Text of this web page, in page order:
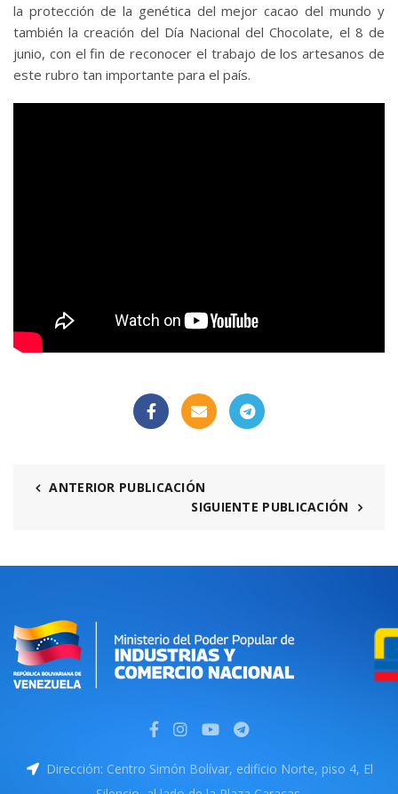
la protección de la genética del mejor cacao del mundo y
también la creación del Día Nacional del Chocolate, el 8 de
junio, con el fin de reconocer el trabajo de los artesanos de
este rubro tan importante para el país.
ANTERIOR PUBLICACIÓN
SIGUIENTE PUBLICACIÓN
Dirección: Centro Simón Bolívar, edificio Norte, piso 4, El